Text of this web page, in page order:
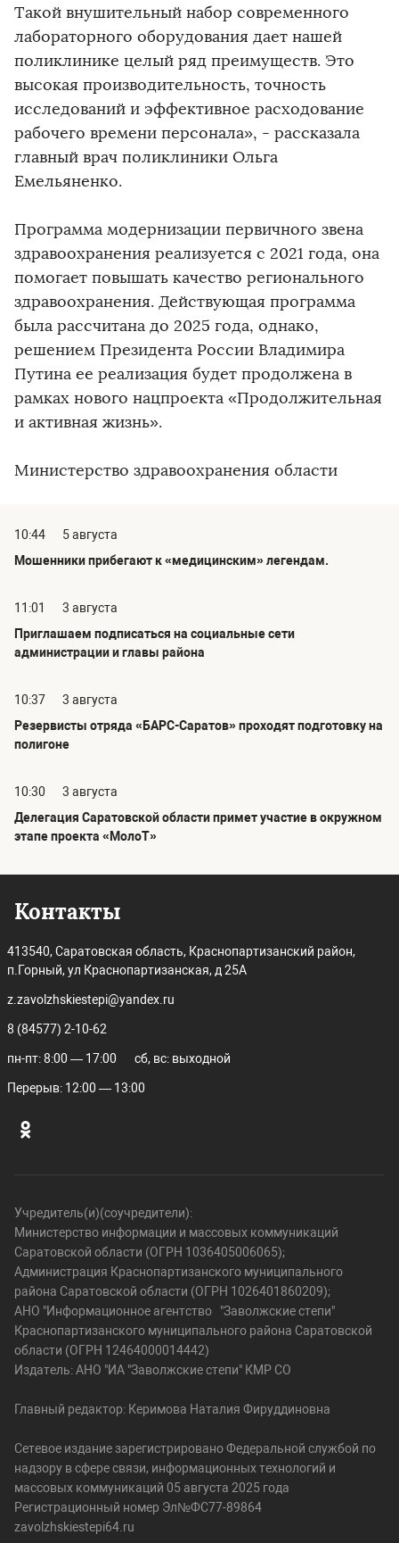
Такой внушительный набор современного
лабораторного оборудования дает нашей
поликлинике целый ряд преимуществ. Это
высокая производительность, точность
исследований и эффективное расходование
рабочего времени персонала», - рассказала
главный врач поликлиники Ольга
Емельяненко.
Программа модернизации первичного звена
здравоохранения реализуется с 2021 года, она
помогает повышать качество регионального
здравоохранения. Действующая программа
была рассчитана до 2025 года, однако,
решением Президента России Владимира
Путина ее реализация будет продолжена в
рамках нового нацпроекта «Продолжительная
и активная жизнь».
Министерство здравоохранения области
10:44
5 августа
Мошенники прибегают к «медицинским» легендам.
11:01
3 августа
Приглашаем подписаться на социальные сети
администрации и главы района
10:37
3 августа
Резервисты отряда «БАРС-Саратов» проходят подготовку на
полигоне
10:30
3 августа
Делегация Саратовской области примет участие в окружном
этапе проекта «МолоТ»
Контакты
413540, Саратовская область, Краснопартизанский район,
п.Горный, ул Краснопартизанская, д 25А
z.zavolzhskiestepi@yandex.ru
8 (84577) 2-10-62
пн-пт: 8:00 — 17:00 сб, вс: выходной
Перерыв: 12:00 — 13:00
Учредитель(и)(соучредители):
Министерство информации и массовых коммуникаций
Саратовской области (ОГРН 1036405006065);
Администрация Краснопартизанского муниципального
района Саратовской области (ОГРН 1026401860209);
АНО "Информационное агентство "Заволжские степи"
Краснопартизанского муниципального района Саратовской
области (ОГРН 12464000014442)
Издатель: АНО "ИА "Заволжские степи" КМР СО
Главный редактор: Керимова Наталия Фируддиновна
Сетевое издание зарегистрировано Федеральной службой по
надзору в сфере связи, информационных технологий и
массовых коммуникаций 05 августа 2025 года
Регистрационный номер Эл№ФС77-89864
zavolzhskiestepi64.ru